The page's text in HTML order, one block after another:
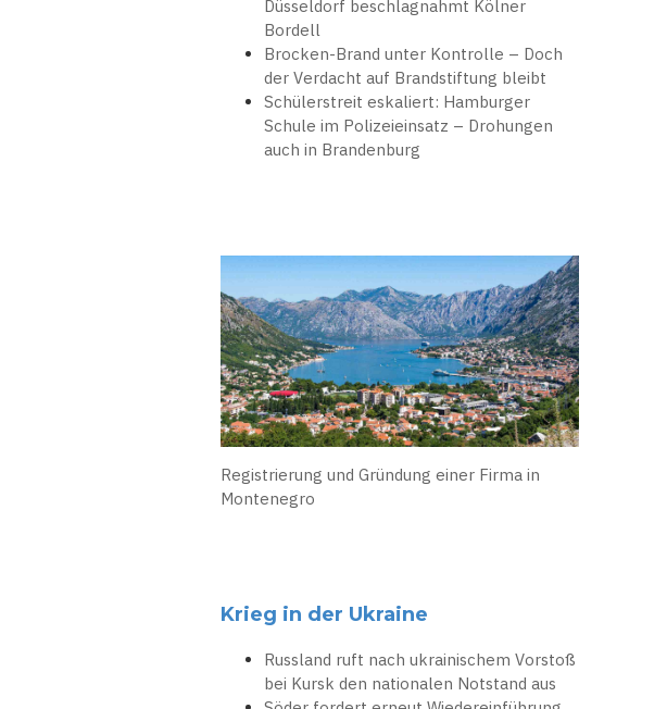
Düsseldorf beschlagnahmt Kölner
Bordell
Brocken-Brand unter Kontrolle – Doch
der Verdacht auf Brandstiftung bleibt
Schülerstreit eskaliert: Hamburger
Schule im Polizeieinsatz – Drohungen
auch in Brandenburg
Registrierung und Gründung einer Firma in
Montenegro
Krieg in der Ukraine
Russland ruft nach ukrainischem Vorstoß
bei Kursk den nationalen Notstand aus